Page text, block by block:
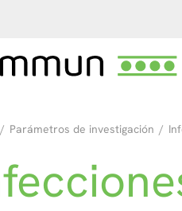
/ Parámetros de investigación /